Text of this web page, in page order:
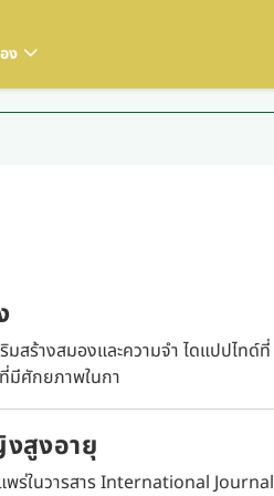
ง
สร้างสมองและความจำ ไดแปปไทด์ที่
มีศักยภาพในกา
สูงอายุ
ร่ในวารสาร International Journal